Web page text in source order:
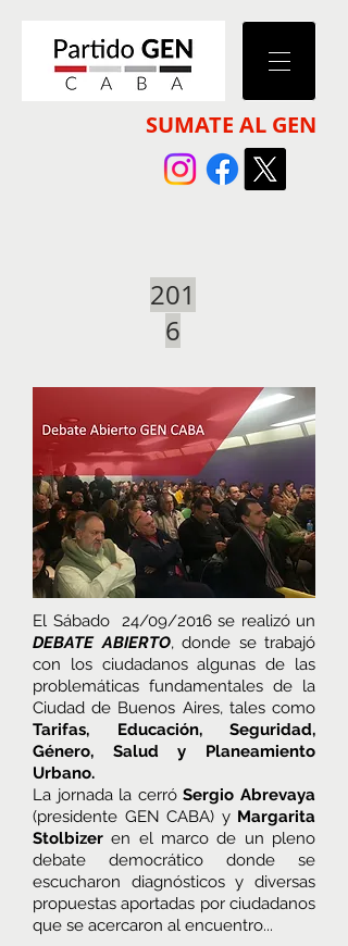
SUMATE AL GEN
201
6
El Sábado 24/09/2016 se realizó un
DEBATE ABIERTO, donde se trabajó
con los ciudadanos algunas de las
problemáticas fundamentales de la
Ciudad de Buenos Aires, tales como
Tarifas, Educación, Seguridad,
Género, Salud y Planeamiento
Urbano.
La jornada la cerróSergio Abrevaya
(presidente GEN CABA) y Margarita
Stolbizer en el marco de un pleno
debate democrático donde se
escucharon diagnósticos y diversas
propuestas aportadas por ciudadanos
que se acercaron al encuentro...